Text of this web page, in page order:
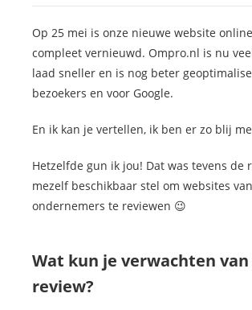
Op 25 mei is onze nieuwe website
compleet vernieuwd. Ompro.nl is nu
laad sneller en is nog beter
bezoekers en voor Google.
En ik kan je vertellen, ik ben er zo blij
Hetzelfde gun ik jou! Dat was tevens de
mezelf beschikbaar stel om websites
ondernemers te reviewen 😉
Wat kun je verwachten van
review?
Hierdoor
website-